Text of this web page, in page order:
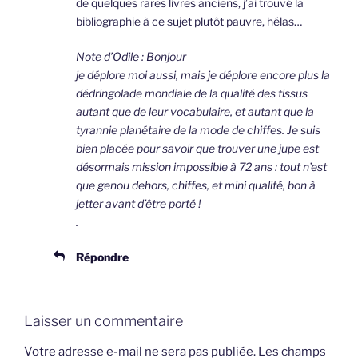
de quelques rares livres anciens, j’ai trouvé la
bibliographie à ce sujet plutôt pauvre, hélas…
Note d’Odile : Bonjour
je déplore moi aussi, mais je déplore encore plus la
dédringolade mondiale de la qualité des tissus
autant que de leur vocabulaire, et autant que la
tyrannie planétaire de la mode de chiffes. Je suis
bien placée pour savoir que trouver une jupe est
désormais mission impossible à 72 ans : tout n’est
que genou dehors, chiffes, et mini qualité, bon à
jetter avant d’être porté !
.
Répondre
Laisser un commentaire
Votre adresse e-mail ne sera pas publiée. Les champs